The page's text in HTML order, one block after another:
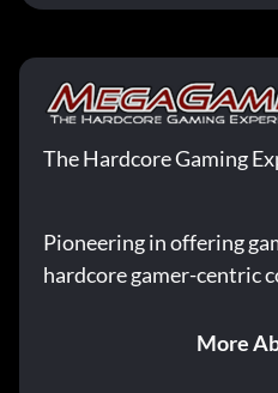
The Hardcore Gaming
Pioneering in offering
hardcore gamer-centric
More